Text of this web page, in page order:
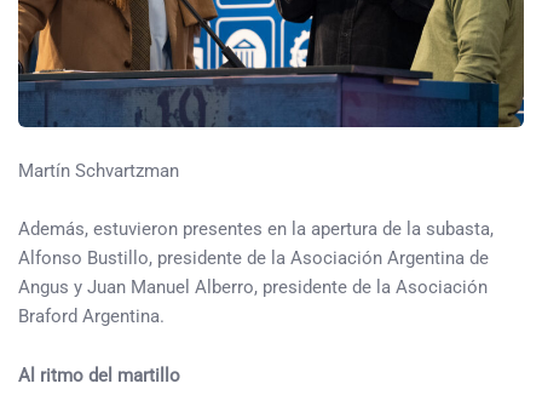
Martín Schvartzman
Además, estuvieron presentes en la apertura de la subasta,
Alfonso Bustillo, presidente de la Asociación Argentina de
Angus y Juan Manuel Alberro, presidente de la Asociación
Braford Argentina.
Al ritmo del martillo